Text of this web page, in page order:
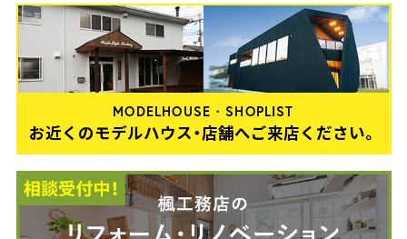
MODELHOUSE・SHOPLIST
お近くのモデルハウス・店舗へご来店ください。